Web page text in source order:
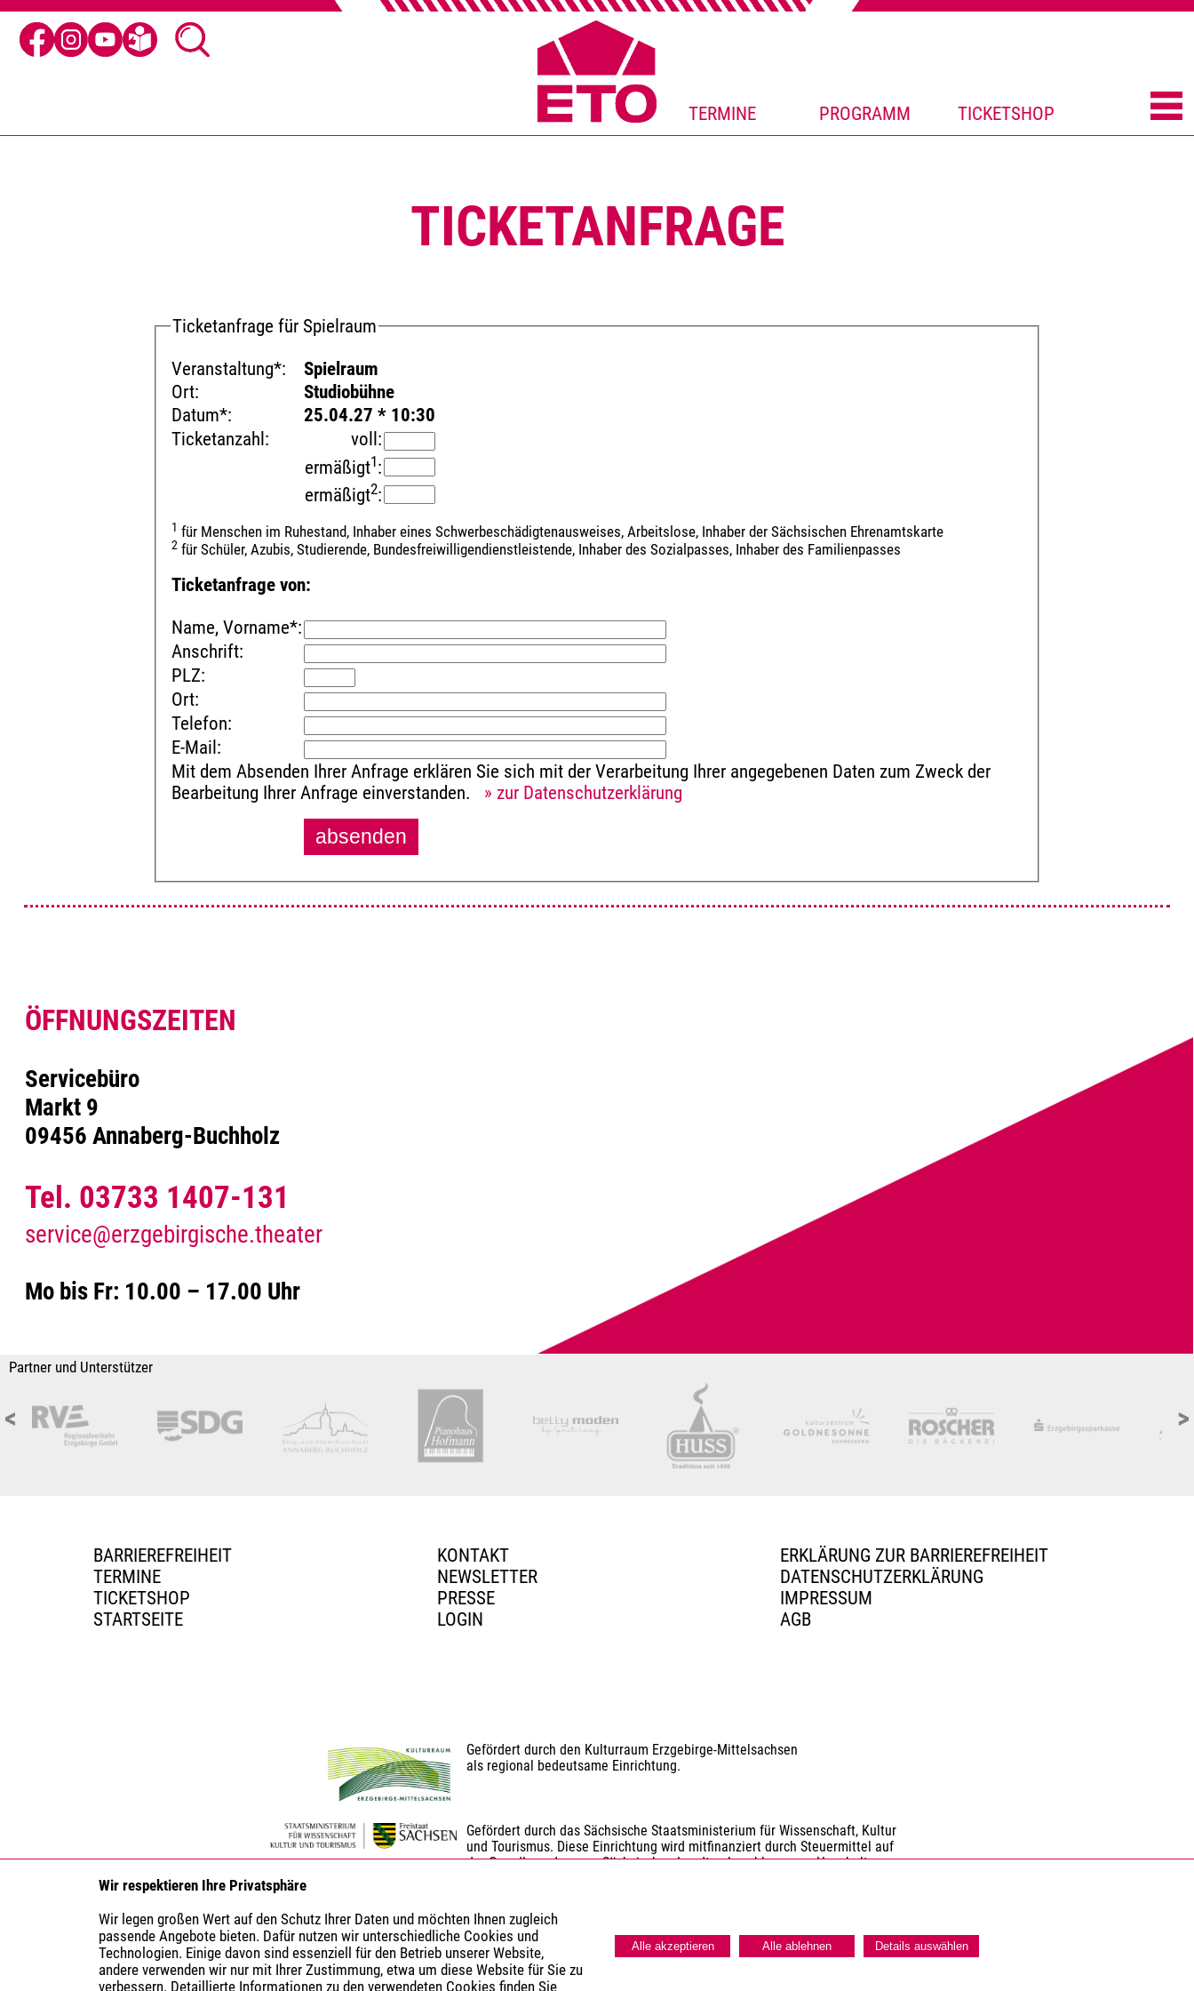
TERMINE PROGRAMM TICKETSHOP
Wir respektieren Ihre Privatsphäre
Wir legen großen Wert auf den Schutz Ihrer Daten und möchten Ihnen zugleich
passende Angebote bieten. Dafür nutzen wir unterschiedliche Cookies und
Technologien. Einige davon sind essenziell für den Betrieb unserer Website,
andere verwenden wir nur mit Ihrer Zustimmung, etwa um diese Website für Sie zu
verbessern. Detaillierte Informationen zu den verwendeten Cookies finden Sie
Alle akzeptieren Alle ablehnen Details auswählen
TICKETANFRAGE
Ticketanfrage für Spielraum
Veranstaltung*:
Spielraum
Ort:
Studiobühne
Datum*:
25.04.27 * 10:30
Ticketanzahl:
voll:
ermäßigt1:
ermäßigt2:
1 für Menschen im Ruhestand, Inhaber eines Schwerbeschädigtenausweises, Arbeitslose, Inhaber der Sächsischen Ehrenamtskarte
2für Schüler, Azubis, Studierende, Bundesfreiwilligendienstleistende, Inhaber des Sozialpasses, Inhaber des Familienpasses
Ticketanfrage von:
Name, Vorname*:
Anschrift:
PLZ:
Ort:
Telefon:
E-Mail:
Mit dem Absenden Ihrer Anfrage erklären Sie sich mit der Verarbeitung Ihrer angegebenen Daten zum Zweck der
Bearbeitung Ihrer Anfrage einverstanden. » zur Datenschutzerklärung
ÖFFNUNGSZEITEN
Servicebüro
Markt 9
09456 Annaberg-Buchholz
Tel. 03733 1407-131
service@erzgebirgische.theater
Mo bis Fr: 10.00 – 17.00 Uhr
Partner und Unterstützer
< >
BARRIEREFREIHEIT
TERMINE
TICKETSHOP
STARTSEITE
KONTAKT
NEWSLETTER
PRESSE
LOGIN
ERKLÄRUNG ZUR BARRIEREFREIHEIT
DATENSCHUTZERKLÄRUNG
IMPRESSUM
AGB
Gefördert durch den Kulturraum Erzgebirge-Mittelsachsen
als regional bedeutsame Einrichtung.
Gefördert durch das Sächsische Staatsministerium für Wissenschaft, Kultur
und Tourismus. Diese Einrichtung wird mitfinanziert durch Steuermittel auf
der Grundlage des vom Sächsischen Landtag beschlossenen Haushaltes.
Gefördert durch den Landkreis Erzgebirgskreis.